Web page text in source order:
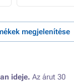
megjelenítése
ideje. Az árut 30